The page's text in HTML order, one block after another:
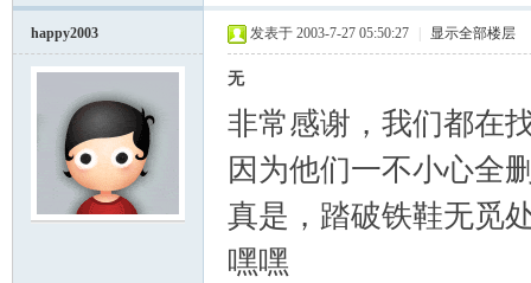
happy2003 发表于 2003-7-27 05:50:27 显示全部楼层
无
非常感谢，我们都在
因为他们一不小心全
真是，踏破铁鞋无觅
嘿嘿